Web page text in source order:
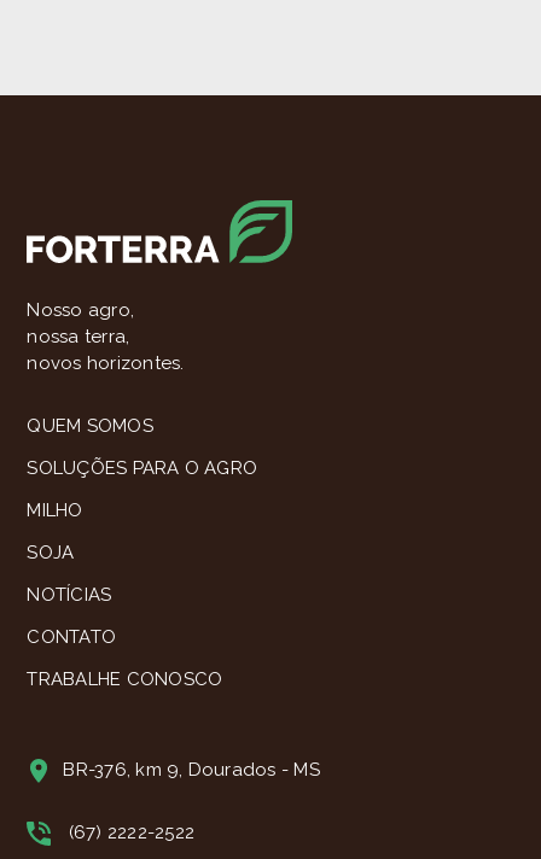
Nosso agro,
nossa terra,
novos horizontes.
QUEM SOMOS
SOLUÇÕES PARA O AGRO
MILHO
SOJA
NOTÍCIAS
CONTATO
TRABALHE CONOSCO
BR-376, km 9, Dourados - MS
(67) 2222-2522